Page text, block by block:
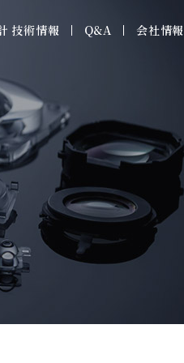
技術情報 Q&A 会社情報